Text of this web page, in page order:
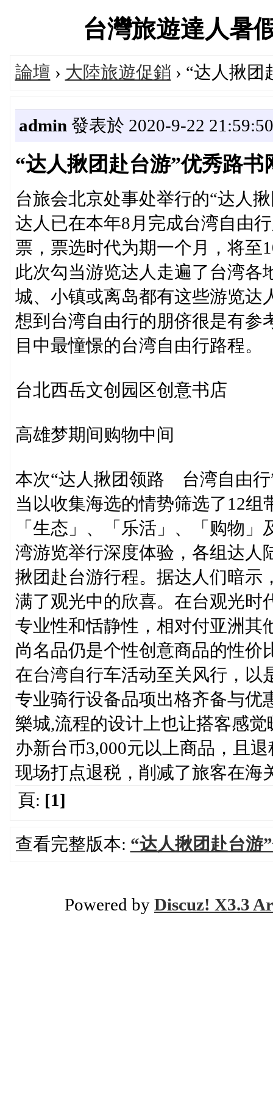
台灣旅遊達人暑
論壇 › 大陸旅遊促銷 › “达人揪
admin 發表於 2020-9-22 21:59:50
“达人揪团赴台游”优秀路书
台旅会北京处事处举行的“达人
达人已在本年8月完成台湾自由
票，票选时代为期一个月，将至
此次勾当游览达人走遍了台湾各
城、小镇或离岛都有这些游览达
想到台湾自由行的朋侪很是有参
目中最憧憬的台湾自由行路程。
台北西岳文创园区创意书店
高雄梦期间购物中间
本次“达人揪团领路 台湾自由
当以收集海选的情势筛选了12
「生态」、「乐活」、「购物
湾游览举行深度体验，各组达人
揪团赴台游行程。据达人们暗示
满了观光中的欣喜。在台观光时
专业性和恬静性，相对付亚洲其
尚名品仍是个性创意商品的性价
在台湾自行车活动至关风行，以
专业骑行设备品项出格齐备与优
樂城,流程的设计上也让搭客感
办新台币3,000元以上商品，且
现场打点退税，削减了旅客在海
頁: [1]
查看完整版本: “达人揪团赴台游
Powered by Discuz! X3.3